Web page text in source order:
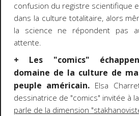
confusion du registre scientifique
dans la culture totalitaire, alors
la science ne répondent pas
attente.
+ Les "comics"
domaine de la culture de
peuple américain. Elsa
dessinatrice de "comics" invitée à
parle de la dimension